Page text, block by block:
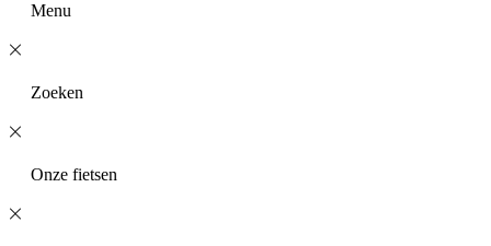
Menu
Zoeken
Onze fietsen